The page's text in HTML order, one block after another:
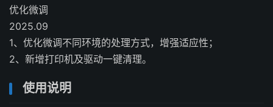
优化微调
2025.09
1、优化微调不同环境的处理方式，增强适应性；
2、新增打印机及驱动一键清理。
使用说明